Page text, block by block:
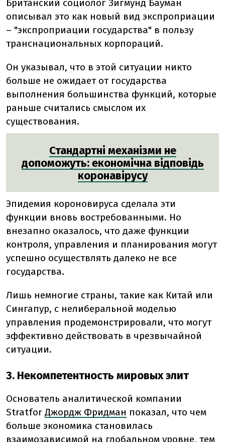
Британский социолог Зигмунд Бауман
описывал это как новый вид экспроприации
– "экспроприации государства" в пользу
транснациональных корпораций.
Он указывал, что в этой ситуации никто
больше не ожидает от государства
выполнения большинства функций, которые
раньше считались смыслом их
существования.
Стандартні механізми не
допоможуть: економічна відповідь
коронавірусу
Эпидемия короновируса сделала эти
функции вновь востребованными. Но
внезапно оказалось, что даже функции
контроля, управления и планирования могут
успешно осуществлять далеко не все
государства.
Лишь немногие страны, такие как Китай или
Сингапур, с нелиберальной моделью
управления продемонстрировали, что могут
эффективно действовать в чрезвычайной
ситуации.
3. Некомпетентность мировых элит
Основатель аналитической компании
Stratfor Джордж Фридман показал, что чем
больше экономика становилась
взаимозависимой на глобальном уровне, тем